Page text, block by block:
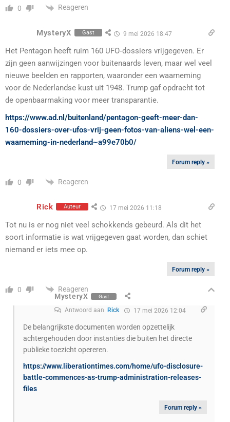
0 Reageren
MysteryX Gast 9 mei 2026 18:47
Het Pentagon heeft ruim 160 UFO‑dossiers vrijgegeven. Er
zijn geen aanwijzingen voor buitenaards leven, maar wel veel
nieuwe beelden en rapporten, waaronder een waarneming
voor de Nederlandse kust uit 1948. Trump gaf opdracht tot
de openbaarmaking voor meer transparantie.
https://www.ad.nl/buitenland/pentagon-geeft-meer-dan-
160-dossiers-over-ufos-vrij-geen-fotos-van-aliens-wel-een-
waarneming-in-nederland~a99e70b0/
Forum reply »
0 Reageren
Rick Auteur 17 mei 2026 11:18
Tot nu is er nog niet veel schokkends gebeurd. Als dit het
soort informatie is wat vrijgegeven gaat worden, dan schiet
niemand er iets mee op.
Forum reply »
0
Reageren
MysteryX
Gast
Antwoord aan Rick 17 mei 2026 12:04
De belangrijkste documenten worden opzettelijk
achtergehouden door instanties die buiten het directe
publieke toezicht opereren.
https://www.liberationtimes.com/home/ufo-disclosure-
battle-commences-as-trump-administration-releases-
files
Forum reply »